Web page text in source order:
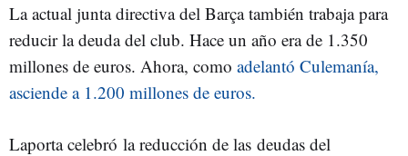
La actual junta directiva del Barça también trabaja para
reducir la deuda del club. Hace un año era de 1.350
millones de euros. Ahora, como adelantó Culemanía,
asciende a 1.200 millones de euros.
Laporta celebró la reducción de las deudas del